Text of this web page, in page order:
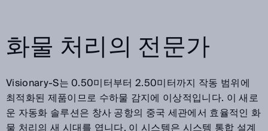
화물 처리의 전문가
Visionary-S는 0.50미터부터 2.50미터까지 작동 범위에
최적화된 제품이므로 수하물 감지에 이상적입니다. 이 새로
운 자동화 솔루션은 창사 공항의 중국 세관에서 효율적인 화